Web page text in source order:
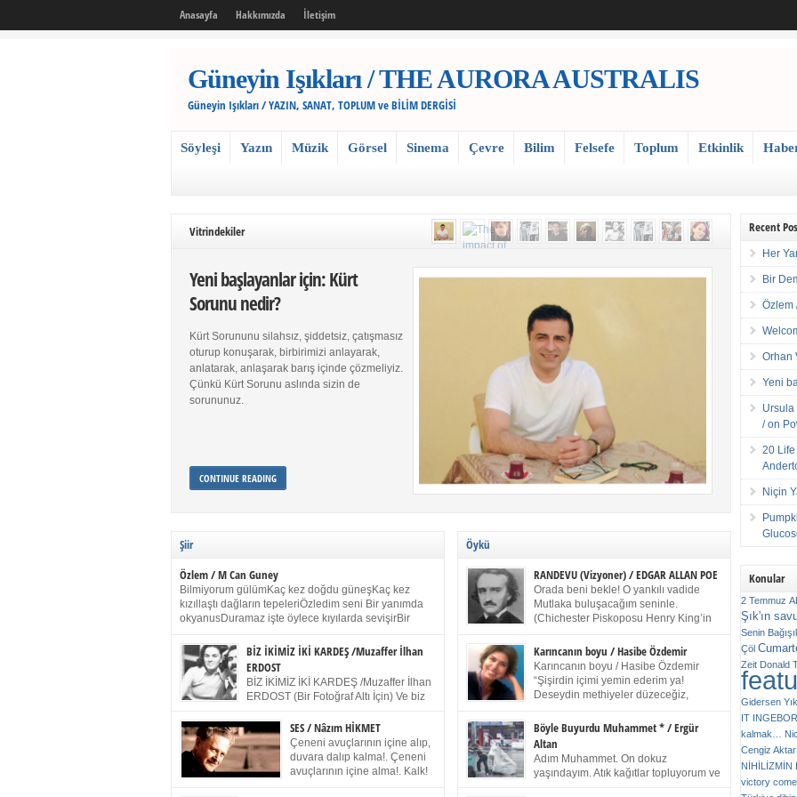
Anasayfa Hakkımızda İletişim
Güneyin Işıkları / THE AURORA AUSTRALIS
Güneyin Işıkları / YAZIN, SANAT, TOPLUM ve BİLİM DERGİSİ
Söyleşi Yazın Müzik Görsel Sinema Çevre Bilim Felsefe Toplum Etkinlik
Vitrindekiler
Yeni başlayanlar için: Kürt
Sorunu nedir?
Kürt Sorununu silahsız, şiddetsiz, çatışmasız
oturup konuşarak, birbirimizi anlayarak,
anlatarak, anlaşarak barış içinde çözmeliyiz.
Çünkü Kürt Sorunu aslında sizin de
sorununuz.
CONTINUE READING
Şiir
Özlem / M Can Guney
Bilmiyorum gülümKaç kez doğdu güneşKaç kez
kızıllaştı dağların tepeleriÖzledim seni Bir yanımda
okyanusDuramaz işte öylece kıyılarda sevişirBir
dururSokulur yalnızlığıma kokun olur Gözlerim bir
buruk gülümsemeDudağımda buğusu
öpüşlerinGeceler boyuÖzledim seni 2004 Haziran
Sydney / Toplumsal Kaynak / Memduh Güney
BİZ İKİMİZ İKİ KARDEŞ /Muzaffer İlhan
ERDOST
BİZ İKİMİZ İKİ KARDEŞ /Muzaffer İlhan
ERDOST (Bir Fotoğraf Altı İçin) Ve biz
Duracağız Fotoğrafımızda durduğumuz gibi Benim
ellerimde kelepçe Yüzümde yapay bir gülüş
(Kelepçeyi yadırgamanın gülüşü belki İlk kez olduğu
için Sonra alıştım Ve unuttum sonra kelepçeyi
SES / Nâzım HİKMET
Çeneni avuçlarının içine alıp,
duvara dalıp kalma!. Çeneni
avuçlarının içine alma!. Kalk!
Öykü
RANDEVU (Vizyoner) / EDGAR ALLAN POE
Orada beni bekle! O yankılı vadide
Mutlaka buluşacağım seninle.
(Chichester Piskoposu Henry King’in
Talihsiz ve gizemli adam! – Sen ki kendi hayal
gücünün parlaklığıyla afalladın, gençliğinin alevleri
arasına düştün! Hayalimde seni tekrar görüyorum!
Bir kez daha önümde duruyor siluetin! – Olduğun –
ah olduğun gibi değil soğuk vadide ve gölgelerin […]
Karıncanın boyu / Hasibe Özdemir
Karıncanın boyu / Hasibe Özdemir
“Şişirdin içimi yemin ederim ya!
Deseydin methiyeler düzeceğiz,
titriyor. “Sana gel demedim kızım.” diyorum sakince.
“Takıldın peşime madem, ne duyarsan
katlanacaksın.” Bir sigara yakıyor. Başını yana yatırıp,
bezmiş annelerin yılgın bakışıyla süzüyor beni.
Kaşlarımı kaldırıp ona bakıyorum ben de. Pes ediyor.
Böyle Buyurdu Muhammet * / Ergür
Altan
Adım Muhammet. On dokuz
yaşındayım. Atık kağıtlar topluyorum ve
Recent
Her
Bir
Özlem
Orhan
Yeni
Ursula
/ on
20
Niçin
Konular
2 Temmuz
Şık'ın
Senin
Çöl
Zeit Donald
Gidersen
IT
kalmak…
Cengiz Aktar
NİHİLİZMİN
victory